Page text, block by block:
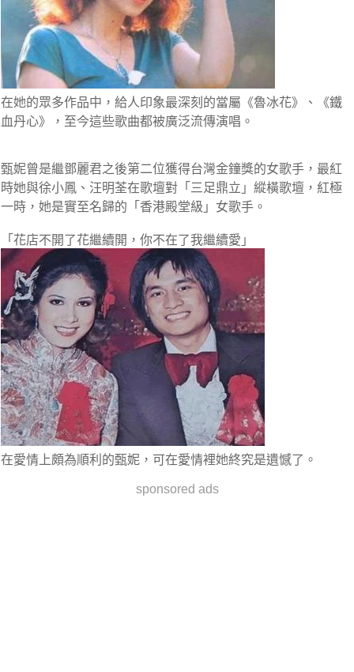
在她的眾多作品中，給人印象最深刻的當屬 《魯冰花》、《鐵
血丹心》
，至今這些歌曲都被廣泛流傳演唱。
甄妮曾是繼鄧麗君之後第二位獲得台灣金鐘獎的女歌手，最紅
時她與徐小鳳、汪明荃在歌壇對 「三足鼎立」 縱橫歌壇，紅極
一時，她是實至名歸的「香港殿堂級」女歌手。
「花店不開了花繼續開，你不在了我繼續愛」
在愛情上頗為順利的甄妮，可在愛情裡她終究是遺憾了。
sponsored ads